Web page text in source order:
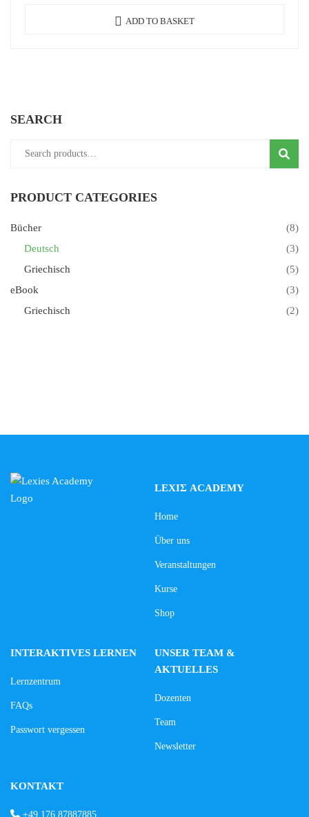
ADD TO BASKET
SEARCH
PRODUCT CATEGORIES
Bücher
(8)
Deutsch
(3)
Griechisch
(5)
eBook
(3)
Griechisch
(2)
LEXIΣ ACADEMY
Home
Über uns
Veranstaltungen
Kurse
Shop
INTERAKTIVES LERNEN
Lernzentrum
FAQs
Passwort vergessen
UNSER TEAM &
AKTUELLES
Dozenten
Team
Newsletter
KONTAKT
+49 176 87887885